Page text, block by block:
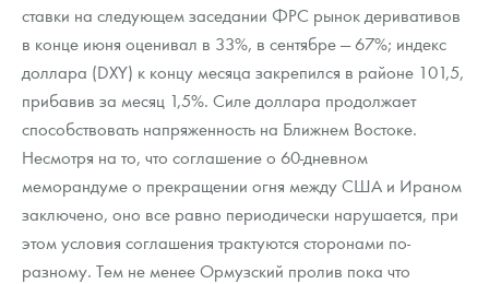
Гарри Поттер
Год Лошади
Флот: ледоколы и корабли
Жетоны "Необыкновенные обитатели глубин"
Ювелирные изделия
Памятка для работы с монетами из драгметаллов
Условия возврата
Монеты
Политика конфиденциальности
Политика использования Cookies
Положение по обработке и защите персональных данных
Скупка слитков
Наши преимущества
Письмо директору
Пресс-служба
ставки на следующем заседании ФРС рынок деривативов
в конце июня оценивал в 33%, в сентябре — 67%; индекс
доллара (DXY) к концу месяца закрепился в районе 101,5,
прибавив за месяц 1,5%. Силе доллара продолжает
способствовать напряженность на Ближнем Востоке.
Несмотря на то, что соглашение о 60-дневном
меморандуме о прекращении огня между США и Ираном
заключено, оно все равно периодически нарушается, при
этом условия соглашения трактуются сторонами по-
разному. Тем не менее Ормузский пролив пока что